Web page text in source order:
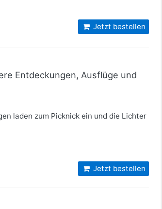
Jetzt bestellen
Entdeckungen, Ausflüge und
laden zum Picknick ein und die Lichter
Jetzt bestellen